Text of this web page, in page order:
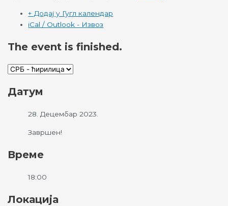
+ Додај у Гугл календар
iCal / Outlook - Извоз
The event is finished.
Датум
28. Децембар 2023.
Завршен!
Време
18:00
Локација